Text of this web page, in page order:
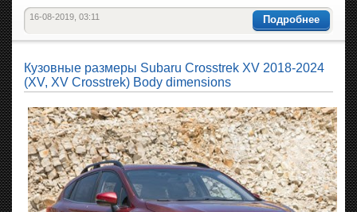
Подробнее
16-08-2019, 03:11
Кузовные размеры Subaru Crosstrek XV 2018-2024
(XV, XV Crosstrek) Body dimensions